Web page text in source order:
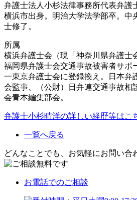
弁護士法人小杉法律事務所代表弁護
横浜市出身。明治大学法学部卒。中
士修了。
所属
横浜弁護士会（現「神奈川県弁護士
福岡県弁護士会交通事故被害者サポ
一東京弁護士会に登録換え。日本弁
会監事、（公財）日弁連交通事故相
会青本編集部会。
弁護士小杉晴洋の詳しい経歴等はこ
一覧へ戻る
どんなことでも、お気軽にお問い合
お電話でのご相談